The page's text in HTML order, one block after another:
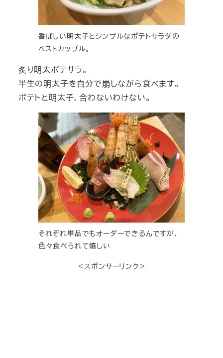
香ばしい明太子とシンプルなポテトサラダの
ベストカップル。
炙り明太ポテサラ。
半生の明太子を自分で崩しながら食べます。
ポテトと明太子、合わないわけない。
それぞれ単品でもオーダーできるんですが、
色々食べられて嬉しい
＜スポンサーリンク＞